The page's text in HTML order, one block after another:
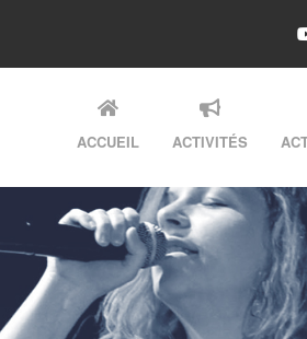
ACCUEIL ACTIVITÉS